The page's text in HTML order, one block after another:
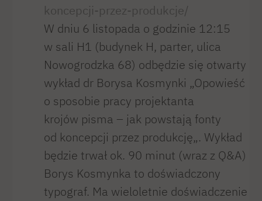
koncepcji-przez-produkcje/
W dniu 6 listopada o godzinie 12:15
w sali H1 (budynek H, parter, ulica
Nowogrodzka 68) odbędzie się otwarty
wykład dr Borysa Kosmynki „Opowieść
o sposobie pracy projektanta
krojów pisma – jak powstają fonty
od koncepcji przez produkcję„. Wykład
będzie trwał ok. 90 minut (wraz z Q&A)
Borys Kosmynka to doświadczony
typograf. Ma wieloletnie doświadczenie